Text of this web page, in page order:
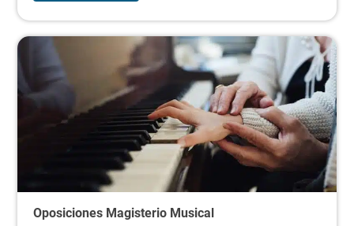
Oposiciones Magisterio Musical